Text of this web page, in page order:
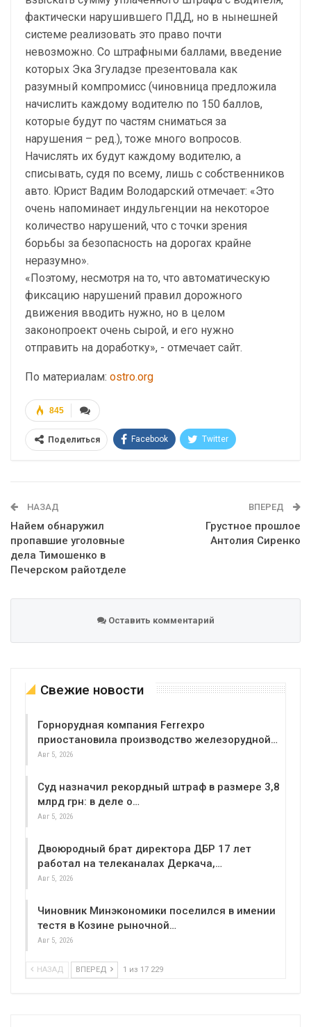
фактически нарушившего ПДД, но в нынешней
системе реализовать это право почти
невозможно. Со штрафными баллами, введение
которых Эка Згуладзе презентовала как
разумный компромисс (чиновница предложила
начислить каждому водителю по 150 баллов,
которые будут по частям сниматься за
нарушения – ред.), тоже много вопросов.
Начислять их будут каждому водителю, а
списывать, судя по всему, лишь с собственников
авто. Юрист Вадим Володарский отмечает: «Это
очень напоминает индульгенции на некоторое
количество нарушений, что с точки зрения
борьбы за безопасность на дорогах крайне
неразумно».
«Поэтому, несмотря на то, что автоматическую
фиксацию нарушений правил дорожного
движения вводить нужно, но в целом
законопроект очень сырой, и его нужно
отправить на доработку», - отмечает сайт.
По материалам: ostro.org
845
Поделиться Facebook Twitter
НАЗАД
Найем обнаружил
пропавшие уголовные
дела Тимошенко в
Печерском райотделе
ВПЕРЕД
Грустное прошлое
Антолия Сиренко
Оставить комментарий
Свежие новости
Горнорудная компания Ferrexpo
приостановила производство железорудной…
Авг 5, 2026
Суд назначил рекордный штраф в размере 3,8
млрд грн: в деле о…
Авг 5, 2026
Двоюродный брат директора ДБР 17 лет
работал на телеканалах Деркача,…
Авг 5, 2026
Чиновник Минэкономики поселился в имении
тестя в Козине рыночной…
Авг 5, 2026
НАЗАД ВПЕРЕД 1 из 17 229